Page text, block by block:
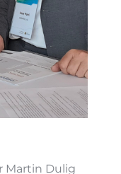
Martin Dulig